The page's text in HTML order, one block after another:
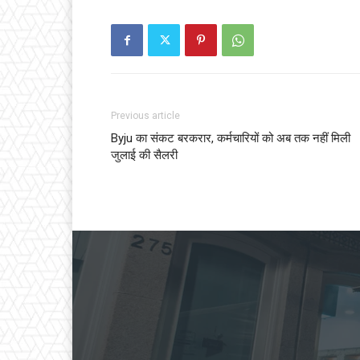
Previous article
Byju का संकट बरकरार, कर्मचारियों को अब तक नहीं मिली
जुलाई की सैलरी